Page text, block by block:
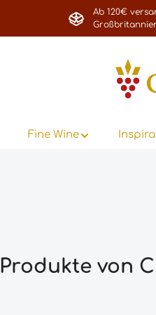
Ab 120€
Fine Wine
Produkte von